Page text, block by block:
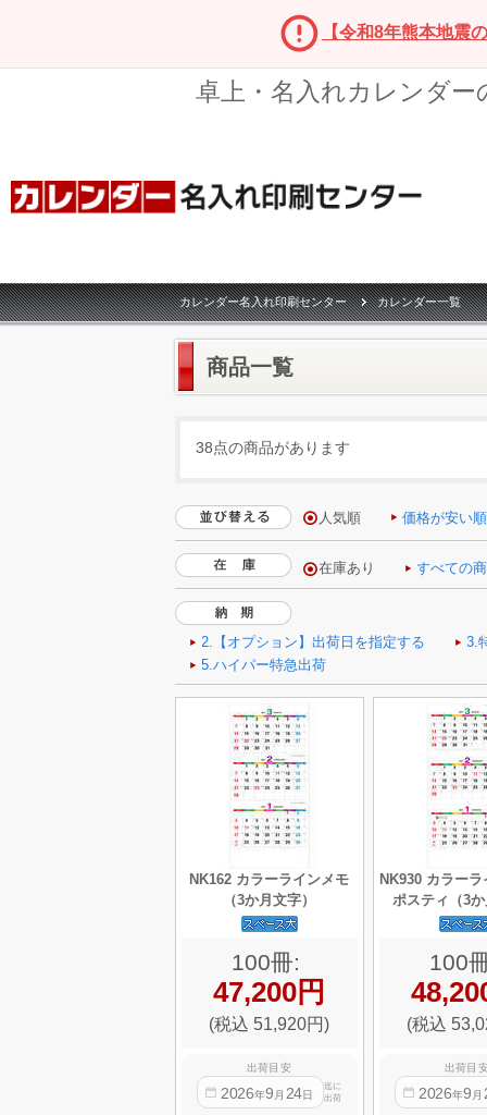
【令和8年熊本地震
卓上・名入れカレンダ
カレンダー名入れ印刷センター カレンダー一覧
商品一覧
38点の商品があります
人気順 価格が安い順
NK162 カラーラインメモ
（3か月文字）
100冊:
47,200円
(税込 51,920円)
出荷目安
2026年9 月 24日
迄に
出荷
NK930 カラー
ポスティ（3
100
(税込
出荷目
2026年9 月